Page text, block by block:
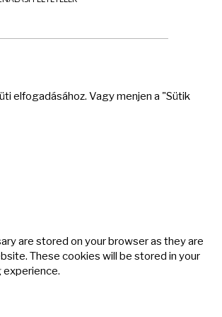
elfogadásához. Vagy menjen a "Sütik
are stored on your browser as they are
These cookies will be stored in your